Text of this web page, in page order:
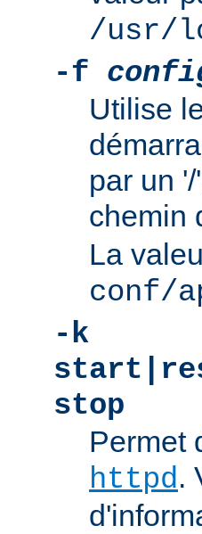
/usr/
-f
Utilise
par un
chemin
La
conf/
-k
stop
Permet
httpd.